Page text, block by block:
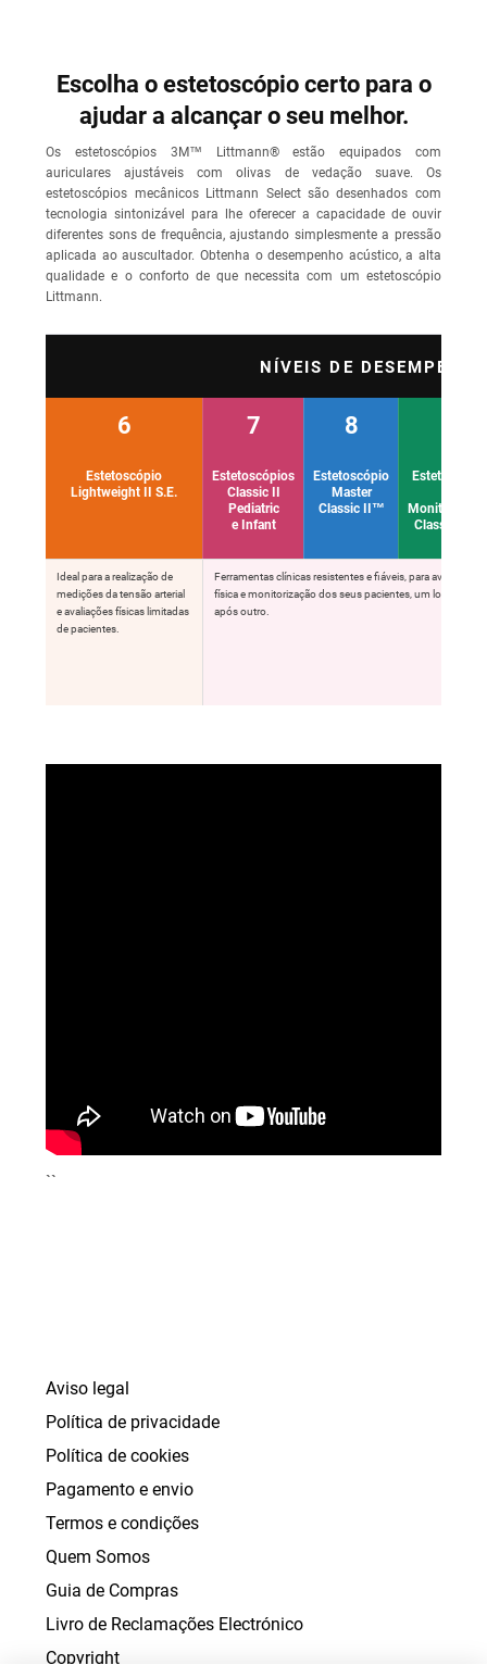
Escolha o estetoscópio certo para o
ajudar a alcançar o seu melhor.
Os estetoscópios 3M™ Littmann® estão equipados com
auriculares ajustáveis com olivas de vedação suave. Os
estetoscópios mecânicos Littmann Select são desenhados com
tecnologia sintonizável para lhe oferecer a capacidade de ouvir
diferentes sons de frequência, ajustando simplesmente a pressão
aplicada ao auscultador. Obtenha o desempenho acústico, a alta
qualidade e o conforto de que necessita com um estetoscópio
Littmann.
NÍVEIS DE
6 7 8
Estetoscópio
Lightweight II S.E.
Estetoscópios
Classic II
Pediatric
e Infant
Estetoscópio
Master
Classic II™
Estetoscópio
Classic III™
Ideal para a realização de
medições da tensão arterial
e avaliações físicas limitadas
de pacientes.
Ferramentas clínicas resistentes e fiáveis, para avaliação
física e monitorização dos seus pacientes, um longo
após outro.
``
Aviso legal
Política de privacidade
Política de cookies
Pagamento e envio
Termos e condições
Quem Somos
Guia de Compras
Livro de Reclamações Electrónico
Copyright